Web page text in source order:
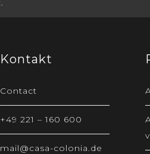
Kontakt
Contact
+49 221 – 160 600
mail@casa-colonia.de